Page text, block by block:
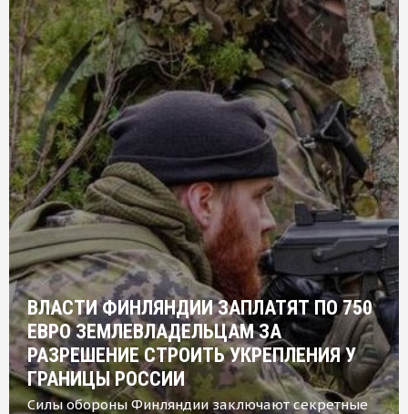
ВЛАСТИ ФИНЛЯНДИИ ЗАПЛАТЯТ ПО 750
ЕВРО ЗЕМЛЕВЛАДЕЛЬЦАМ ЗА
РАЗРЕШЕНИЕ СТРОИТЬ УКРЕПЛЕНИЯ У
ГРАНИЦЫ РОССИИ
Силы обороны Финляндии заключают секретные